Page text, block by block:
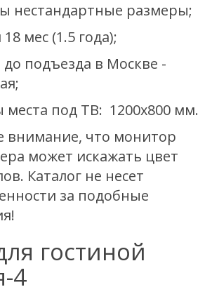
нестандартные размеры;
мес (1.5 года);
до подъезда в Москве -
места под ТВ: 1200х800 мм.
внимание, что монитор
может искажать цвет
Каталог не несет
за подобные
гостиной
4